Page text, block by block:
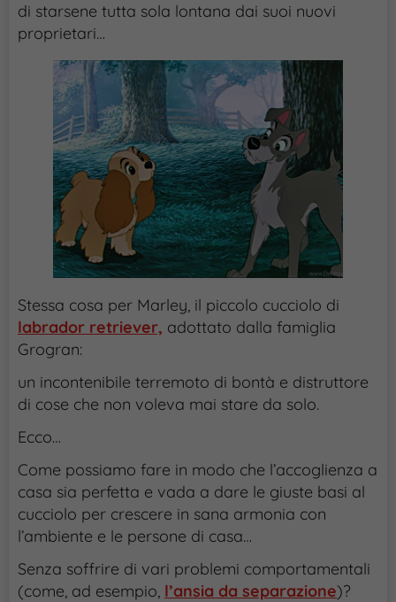
di starsene tutta sola lontana dai suoi nuovi
proprietari…
Stessa cosa per Marley, il piccolo cucciolo di
labrador retriever, adottato dalla famiglia
Grogran:
un incontenibile terremoto di bontà e distruttore
di cose che non voleva mai stare da solo.
Ecco…
Come possiamo fare in modo che l’accoglienza a
casa sia perfetta e vada a dare le giuste basi al
cucciolo per crescere in sana armonia con
l’ambiente e le persone di casa…
Senza soffrire di vari problemi comportamentali
(come, ad esempio, l’ansia da separazione)?